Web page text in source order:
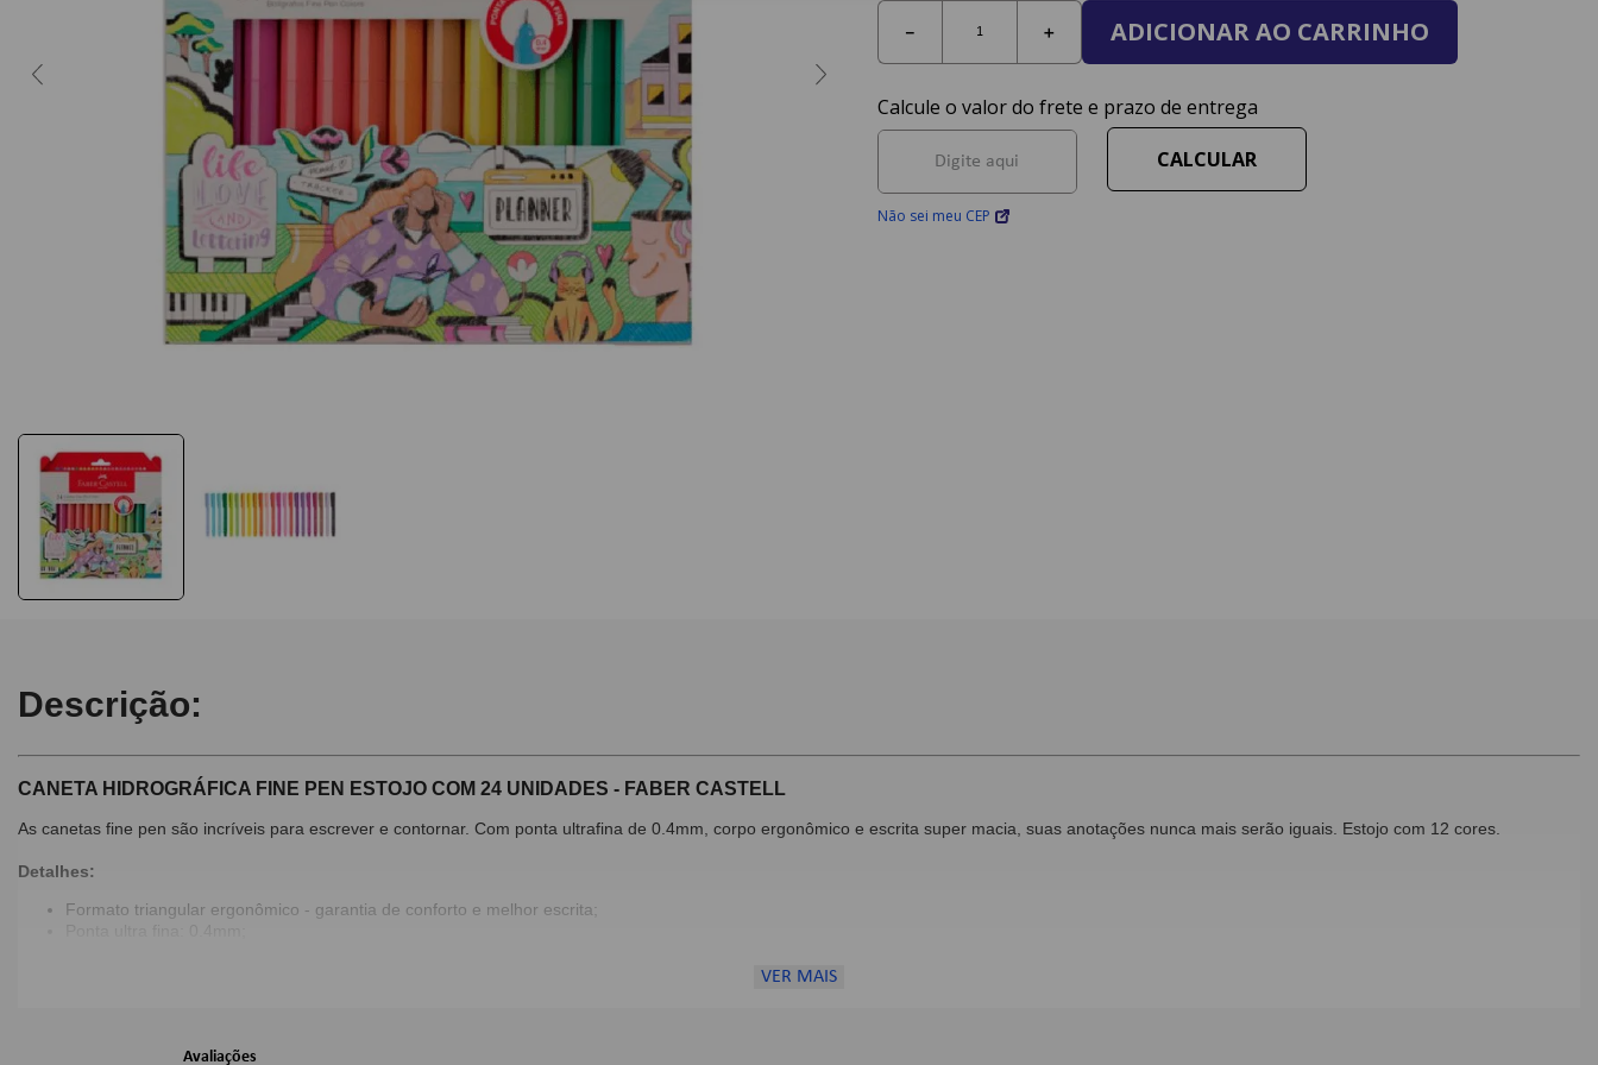
＋
－ ADICIONAR AO CARRINHO
Não sei meu CEP
Descrição:
CANETA HIDROGRÁFICA FINE PEN ESTOJO COM 24 UNIDADES - FABER CASTELL
As canetas fine pen são incríveis para escrever e contornar. Com ponta ultrafina de 0.4mm, corpo ergonômico e escrita super macia, suas anotações nunca mais serão iguais. Estojo com 12 cores.
Detalhes:
Formato triangular ergonômico - garantia de conforto e melhor escrita;
Imagens Meramente Ilustrativas.
VER MAIS
Avaliações
10º caderno